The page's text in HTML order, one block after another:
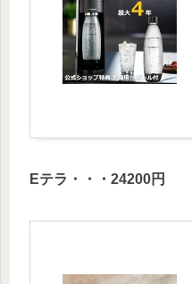
Eテラ・・・24200円